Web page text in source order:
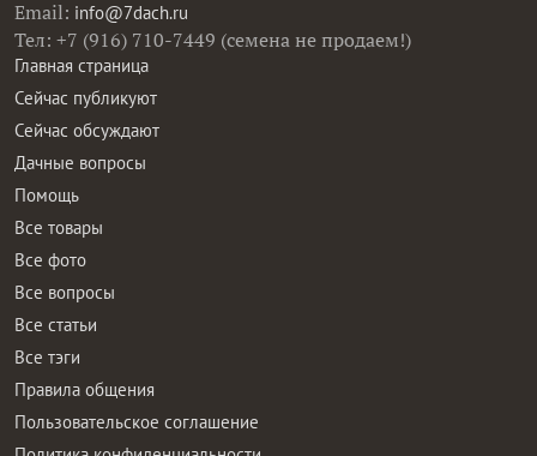
Email: info@7dach.ru
Тел: +7 (916) 710-7449 (семена не продаем!)
Главная страница
Сейчас публикуют
Сейчас обсуждают
Дачные вопросы
Помощь
Все товары
Все фото
Все вопросы
Все статьи
Все тэги
Правила общения
Пользовательское соглашение